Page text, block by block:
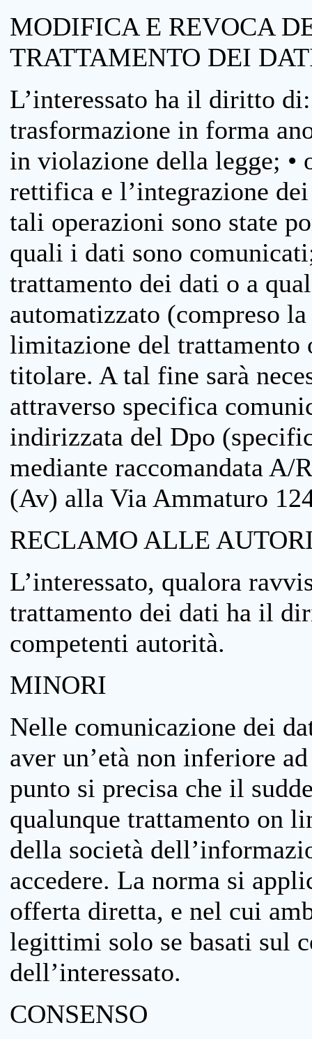
MODIFICA E REVOCA
TRATTAMENTO DEI
L’interessato ha il diritto
trasformazione in forma
in violazione della legge; •
rettifica e l’integrazione
tali operazioni sono state
quali i dati sono
trattamento dei dati o a
automatizzato (compreso
limitazione del trattamento
titolare. A tal fine sarà
attraverso specifica
indirizzata del Dpo
mediante raccomandata
(Av) alla Via Ammaturo
RECLAMO ALLE
L’interessato, qualora
trattamento dei dati ha il
competenti autorità.
MINORI
Nelle comunicazione dei
aver un’età non inferiore
punto si precisa che il
qualunque trattamento on
della società
accedere. La norma si
offerta diretta, e nel cui
legittimi solo se basati sul
dell’interessato.
CONSENSO